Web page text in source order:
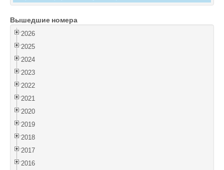
Поиск
Войти
Вышедшие номера
2026
2025
2024
2023
2022
2021
2020
2019
2018
2017
2016